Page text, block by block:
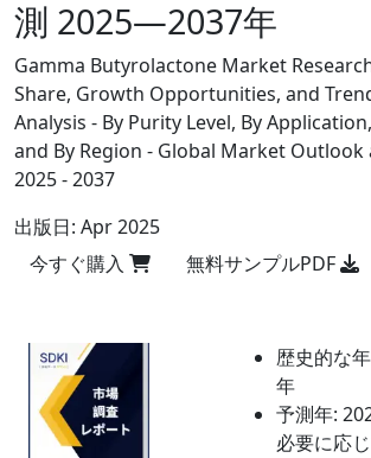
測 2025―2037年
Gamma Butyrolactone Market
Share, Growth Opportunities, and
Analysis - By Purity Level, By
and By Region - Global Market Outlook
2025 - 2037
出版日: Apr 2025
今すぐ購入
無料サンプルPDF
歴史的な
年
予測年:
必要に応